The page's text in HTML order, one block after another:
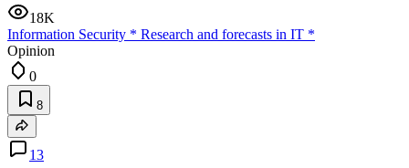
18K
Information Security * Research and forecasts in IT *
Opinion
0
8
13